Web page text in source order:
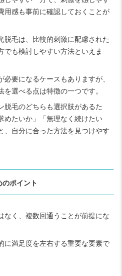
用感も事前に確認しておくことが
脱毛は、比較的刺激に配慮された
でも検討しやすい方法といえま
要になるケースもありますが、
選べる点は特徴の一つです。
脱毛のどちらも選択肢があるた
めたいか」「無理なく続けたい
、自分に合った方法を見つけやす
ポイント
なく、複数回通うことが前提にな
に満足度を左右する重要な要素で